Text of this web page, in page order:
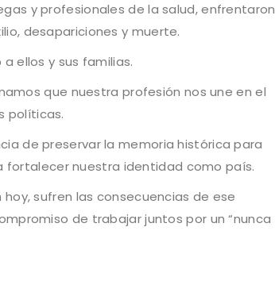
y profesionales de la salud, enfrentaron
desapariciones y muerte.
ellos y sus familias.
que nuestra profesión nos une en el
políticas.
de preservar la memoria histórica para
nuestra identidad como país.
sufren las consecuencias de ese
de trabajar juntos por un “nunca